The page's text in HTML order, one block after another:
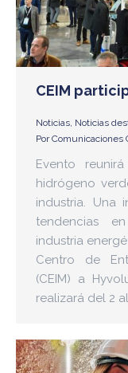
CEIM
Noticias, Noticias
PorComunicaciones
Evento
hidrógeno
industria. Una
tendencias
industria
Centro de
(CEIM) a
realizará del 2